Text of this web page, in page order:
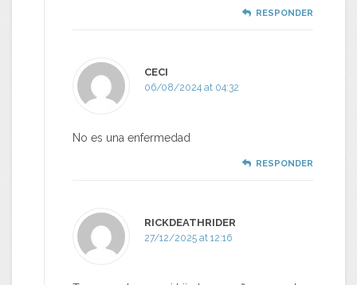
RESPONDER
CECI
06/08/2024 at 04:32
No es una enfermedad
RESPONDER
RICKDEATHRIDER
27/12/2025 at 12:16